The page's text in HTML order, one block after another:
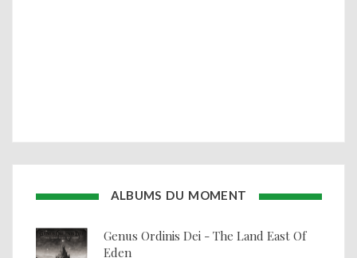
ALBUMS DU MOMENT
Genus Ordinis Dei - The Land East Of
Eden